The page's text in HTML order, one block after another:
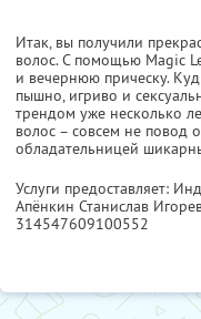
Итак, вы получили
волос. С помощью Magic
и вечернюю прическу.
пышно, игриво и
трендом уже несколько
волос – совсем не повод
обладательницей
Услуги предоставляет:
Апёнкин Станислав
314547609100552